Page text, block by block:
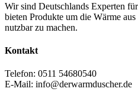
Wir sind Deutschlands Experten
bieten Produkte um die Wärme
nutzbar zu machen.
Kontakt
Telefon: 0511 54680540
E-Mail: info@derwarmduscher.de